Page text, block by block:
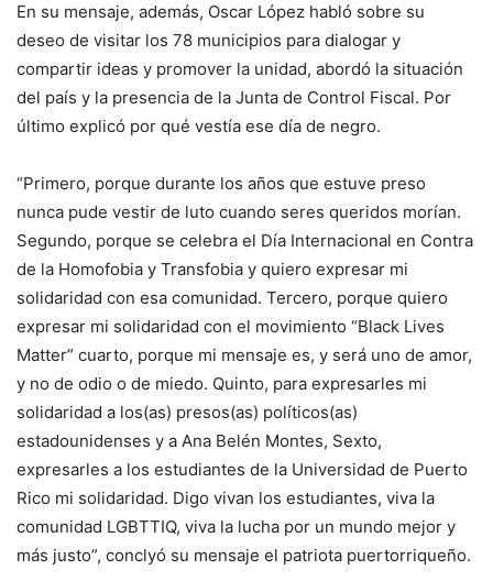
En su mensaje, además, Oscar López habló sobre su
deseo de visitar los 78 municipios para dialogar y
compartir ideas y promover la unidad, abordó la situación
del país y la presencia de la Junta de Control Fiscal. Por
último explicó por qué vestía ese día de negro.
“Primero, porque durante los años que estuve preso
nunca pude vestir de luto cuando seres queridos morían.
Segundo, porque se celebra el Día Internacional en Contra
de la Homofobia y Transfobia y quiero expresar mi
solidaridad con esa comunidad. Tercero, porque quiero
expresar mi solidaridad con el movimiento “Black Lives
Matter” cuarto, porque mi mensaje es, y será uno de amor,
y no de odio o de miedo. Quinto, para expresarles mi
solidaridad a los(as) presos(as) políticos(as)
estadounidenses y a Ana Belén Montes, Sexto,
expresarles a los estudiantes de la Universidad de Puerto
Rico mi solidaridad. Digo vivan los estudiantes, viva la
comunidad LGBTTIQ, viva la lucha por un mundo mejor y
más justo”, conclyó su mensaje el patriota puertorriqueño.